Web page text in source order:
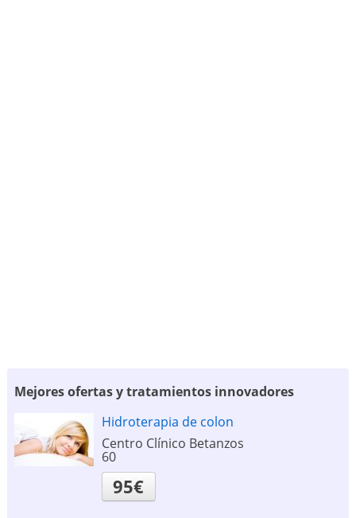
Mejores ofertas y tratamientos innovadores
Hidroterapia de colon
Centro Clínico Betanzos
60
95€